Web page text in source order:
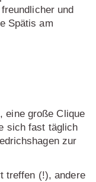
und
Spätis am
eine große Clique
sich fast täglich
zur
treffen (!), andere